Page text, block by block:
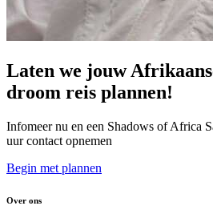
Laten we jouw
droom reis plannen!
Infomeer nu en een Shadows of Africa
uur contact opnemen
Begin met plannen
Over ons